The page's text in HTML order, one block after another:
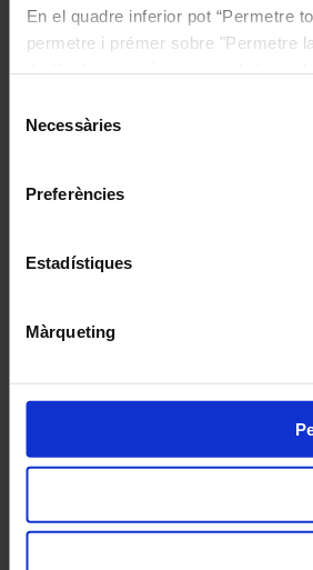
En el quadre inferior pot “Permetre
permetre i prémer sobre "Permetre
Necessàries
Preferències
Estadístiques
Màrqueting